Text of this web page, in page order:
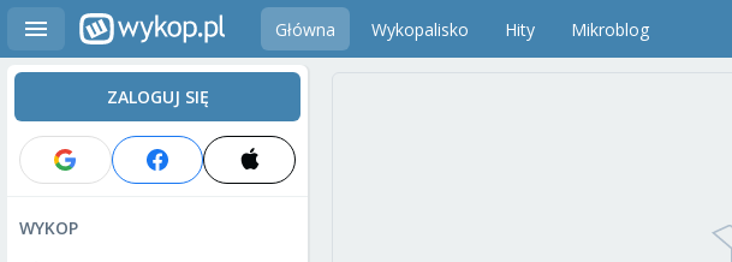
Główna Wykopalisko Hity Mikroblog
ZALOGUJ SIĘ
WYKOP